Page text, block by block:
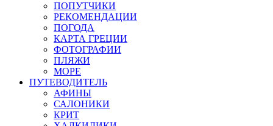
ПОПУТЧИКИ
РЕКОМЕНДАЦИИ
ПОГОДА
КАРТА ГРЕЦИИ
ФОТОГРАФИИ
ПЛЯЖИ
МОРЕ
ПУТЕВОДИТЕЛЬ
АФИНЫ
САЛОНИКИ
КРИТ